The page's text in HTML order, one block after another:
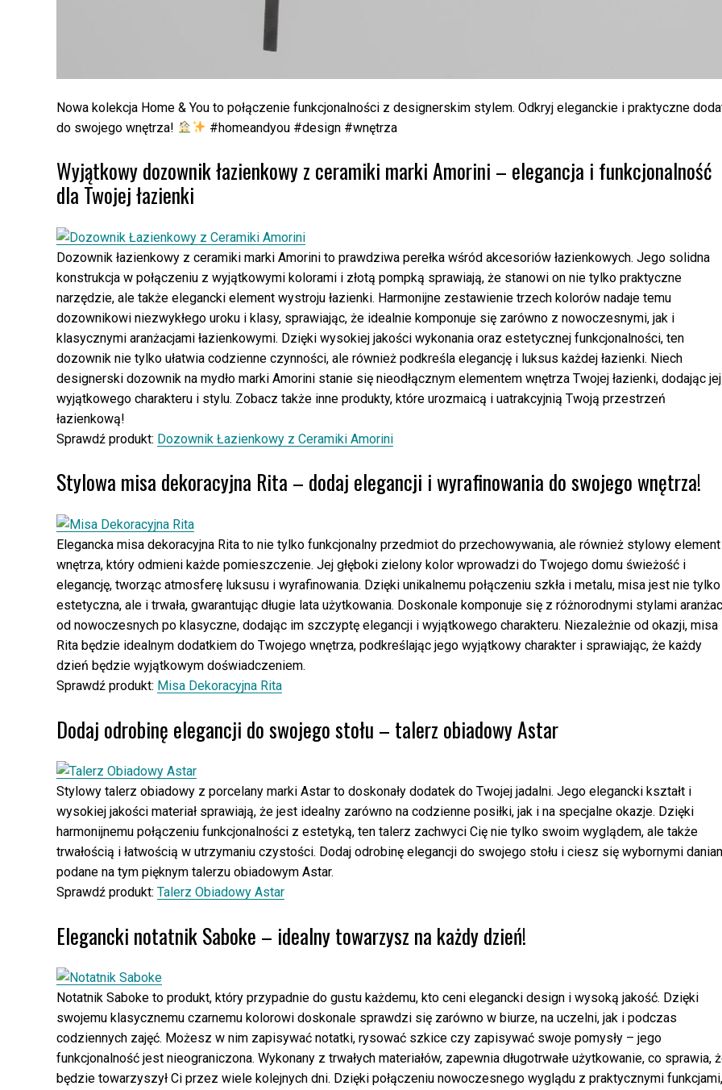
Nowa kolekcja Home & You to połączenie funkcjonalności z designerskim stylem. Odkryj eleganckie i praktyczne
do swojego wnętrza!
#homeandyou #design #wnętrza
Wyjątkowy dozownik łazienkowy z ceramiki marki Amorini – elegancja i funkcjonalność
dla Twojej łazienki
Dozownik łazienkowy z ceramiki marki Amorini to prawdziwa perełka wśród akcesoriów łazienkowych. Jego solidna
konstrukcja w połączeniu z wyjątkowymi kolorami i złotą pompką sprawiają, że stanowi on nie tylko praktyczne
narzędzie, ale także elegancki element wystroju łazienki. Harmonijne zestawienie trzech kolorów nadaje temu
dozownikowi niezwykłego uroku i klasy, sprawiając, że idealnie komponuje się zarówno z nowoczesnymi, jak i
klasycznymi aranżacjami łazienkowymi. Dzięki wysokiej jakości wykonania oraz estetycznej funkcjonalności, ten
dozownik nie tylko ułatwia codzienne czynności, ale również podkreśla elegancję i luksus każdej łazienki. Niech
designerski dozownik na mydło marki Amorini stanie się nieodłącznym elementem wnętrza Twojej łazienki, dodając jej
wyjątkowego charakteru i stylu. Zobacz także inne produkty, które urozmaicą i uatrakcyjnią Twoją przestrzeń
łazienkową!
Sprawdź produkt: Dozownik Łazienkowy z Ceramiki Amorini
Stylowa misa dekoracyjna Rita – dodaj elegancji i wyrafinowania do swojego wnętrza!
Elegancka misa dekoracyjna Rita to nie tylko funkcjonalny przedmiot do przechowywania, ale również stylowy element
wnętrza, który odmieni każde pomieszczenie. Jej głęboki zielony kolor wprowadzi do Twojego domu świeżość i
elegancję, tworząc atmosferę luksusu i wyrafinowania. Dzięki unikalnemu połączeniu szkła i metalu, misa jest nie tylko
estetyczna, ale i trwała, gwarantując długie lata użytkowania. Doskonale komponuje się z różnorodnymi stylami
od nowoczesnych po klasyczne, dodając im szczyptę elegancji i wyjątkowego charakteru. Niezależnie od okazji, misa
Rita będzie idealnym dodatkiem do Twojego wnętrza, podkreślając jego wyjątkowy charakter i sprawiając, że każdy
dzień będzie wyjątkowym doświadczeniem.
Sprawdź produkt: Misa Dekoracyjna Rita
Dodaj odrobinę elegancji do swojego stołu – talerz obiadowy Astar
Stylowy talerz obiadowy z porcelany marki Astar to doskonały dodatek do Twojej jadalni. Jego elegancki kształt i
wysokiej jakości materiał sprawiają, że jest idealny zarówno na codzienne posiłki, jak i na specjalne okazje. Dzięki
harmonijnemu połączeniu funkcjonalności z estetyką, ten talerz zachwyci Cię nie tylko swoim wyglądem, ale także
trwałością i łatwością w utrzymaniu czystości. Dodaj odrobinę elegancji do swojego stołu i ciesz się wybornymi
podane na tym pięknym talerzu obiadowym Astar.
Sprawdź produkt: Talerz Obiadowy Astar
Elegancki notatnik Saboke – idealny towarzysz na każdy dzień!
Notatnik Saboke to produkt, który przypadnie do gustu każdemu, kto ceni elegancki design i wysoką jakość. Dzięki
swojemu klasycznemu czarnemu kolorowi doskonale sprawdzi się zarówno w biurze, na uczelni, jak i podczas
codziennych zajęć. Możesz w nim zapisywać notatki, rysować szkice czy zapisywać swoje pomysły – jego
funkcjonalność jest nieograniczona. Wykonany z trwałych materiałów, zapewnia długotrwałe użytkowanie, co sprawia,
będzie towarzyszył Ci przez wiele kolejnych dni. Dzięki połączeniu nowoczesnego wyglądu z praktycznymi funkcjami,